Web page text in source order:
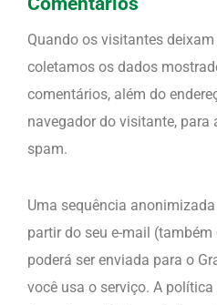
Quando os visitantes
coletamos os dados
comentários, além do
navegador do visitante, para
spam.
Uma sequência
partir do seu e-mail
poderá ser enviada para o
você usa o serviço. A